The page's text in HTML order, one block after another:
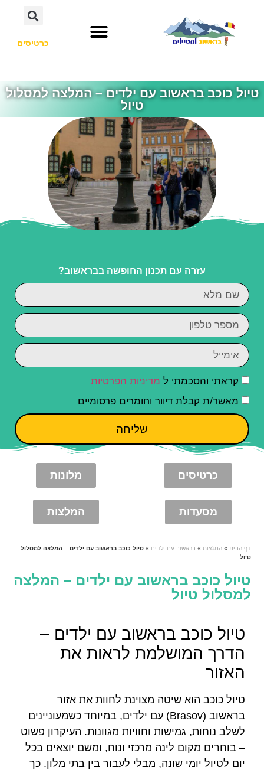
כרטיסים
טיול כוכב בראשוב עם ילדים – המלצה למסלול
טיול
עזרה עם תכנון החופשה בבראשוב?
קראתי והסכמתי ל מדיניות הפרטיות
מאשר/ת קבלת דיוור וחומרים פרסומיים
שליחה
כרטיסים מלונות
מסעדות המלצות
דף הבית »המלצות » בראשוב עם ילדים »טיול כוכב בראשוב עם ילדים – המלצה למסלול
טיול
טיול כוכב בראשוב עם ילדים – המלצה
למסלול טיול
טיול כוכב בראשוב עם ילדים –
הדרך המושלמת לראות את
האזור
טיול כוכב הוא שיטה מצוינת לחוות את אזור
בראשוב (Brasov) עם ילדים, במיוחד כשמעוניינים
לשלב נוחות, גמישות וחוויות מגוונות. העיקרון פשוט
– בוחרים מקום לינה מרכזי ונוח, ומשם יוצאים בכל
יום לטיול יומי שונה, מבלי לעבור בין בתי מלון. כך